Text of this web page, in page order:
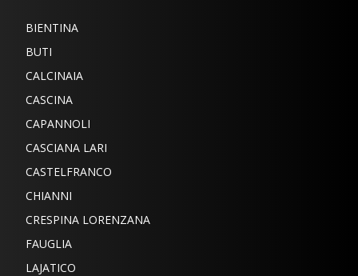
BIENTINA
BUTI
CALCINAIA
CASCINA
CAPANNOLI
CASCIANA LARI
CASTELFRANCO
CHIANNI
CRESPINA LORENZANA
FAUGLIA
LAJATICO